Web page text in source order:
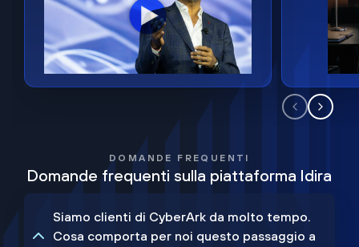
DOMANDE FREQUENTI
Domande frequenti sulla piattaforma Idira
Siamo clienti di CyberArk da molto tempo.
Cosa comporta per noi questo passaggio a